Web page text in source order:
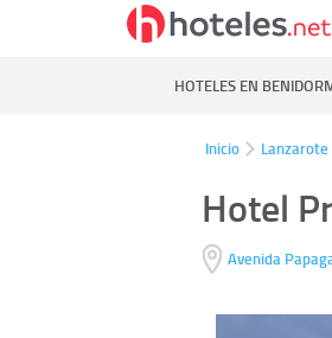
HOTELES EN
Inicio Lanzarote
Hotel
Avenida